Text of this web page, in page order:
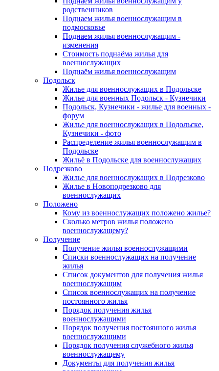
родственников
Поднаем жилья военнослужащим в
подмосковье
Поднаем жилья военнослужащим -
изменения
Стоимость поднаёма жилья для
военнослужащих
Поднаём жилья военнослужащим
Подольск
Жилье для военнослужащих в Подольске
Жилье для военных Подольск - Кузнечики
Подольск, Кузнечики - жилье для военных -
форум
Жилье для военнослужащих в Подольске,
Кузнечики - фото
Распределение жилья военнослужащим в
Подольске
Жильё в Подольске для военнослужащих
Подрезково
Жилье для военнослужащих в Подрезково
Жилье в Новоподрезково для
военнослужащих
Положено
Кому из военнослужащих положено жилье?
Сколько метров жилья положено
военнослужащему?
Получение
Получение жилья военнослужащими
Списки военнослужащих на получение
жилья
Список документов для получения жилья
военнослужащим
Список военнослужащих на получение
постоянного жилья
Порядок получения жилья
военнослужащими
Порядок получения постоянного жилья
военнослужащими
Порядок получения служебного жилья
военнослужащему
Документы для получения жилья